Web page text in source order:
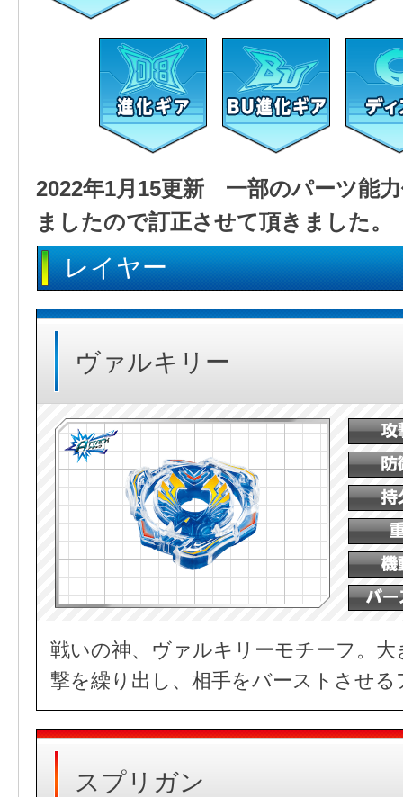
2022年1月15更新 一部のパーツ能
ましたので訂正させて頂きました。
レイヤー
ヴァルキリー
戦いの神、ヴァルキリーモチーフ。
撃を繰り出し、相手をバーストさせ
スプリガン